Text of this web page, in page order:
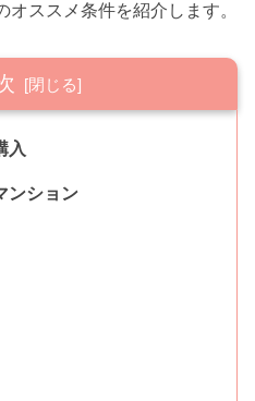
ススメ条件を紹介します。
入
ンション